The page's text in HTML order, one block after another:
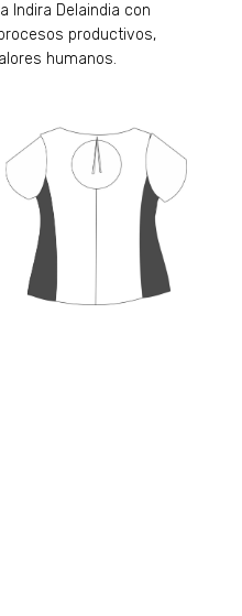
Indira Delaindia con
productivos,
humanos.